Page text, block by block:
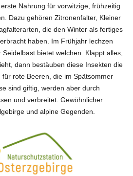
Nahrung für vorwitzige, frühzeitig
Dazu gehören Zitronenfalter, Kleiner
die den Winter als fertiges
haben. Im Frühjahr lechzen
bietet welchen. Klappt alles,
dann bestäuben diese Insekten die
für rote Beeren, die im Spätsommer
sind giftig, werden aber durch
und verbreitet. Gewöhnlicher
und alpine Gegenden.